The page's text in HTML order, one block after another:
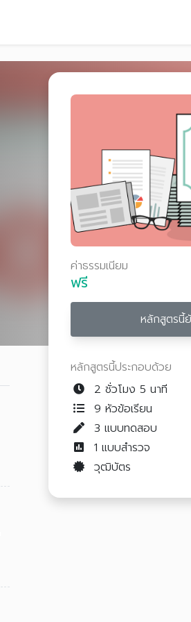
ค่าธรรมเนียม
ฟรี
หลักสูตรนี้ยั
หลักสูตรนี้ประกอบด้วย
2 ชั่วโมง 5 นาที
9 หัวข้อเรียน
3 แบบทดสอบ
1 แบบสำรวจ
วุฒิบัตร